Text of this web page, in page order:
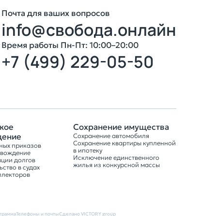
Почта для ваших вопросов
info@свобода.онлайн
Время работы Пн-Пт: 10:00–20:00
+7 (499) 229-05-50
приказов
долгов
в судах
Сохранение имущества
Сохранение автомобиля
Сохранение квартиры купленной
в ипотеку
Исключение единственного
жилья из конкурсной массы
Телефоны и почтыСделано VICTORY group